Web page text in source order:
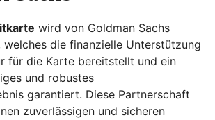
wird von Goldman Sachs
welches die finanzielle Unterstützung
für die Karte bereitstellt und ein
und robustes
garantiert. Diese Partnerschaft
zuverlässigen und sicheren